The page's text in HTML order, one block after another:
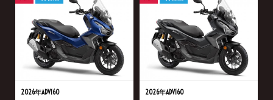
2026年ADV160 2026年ADV160